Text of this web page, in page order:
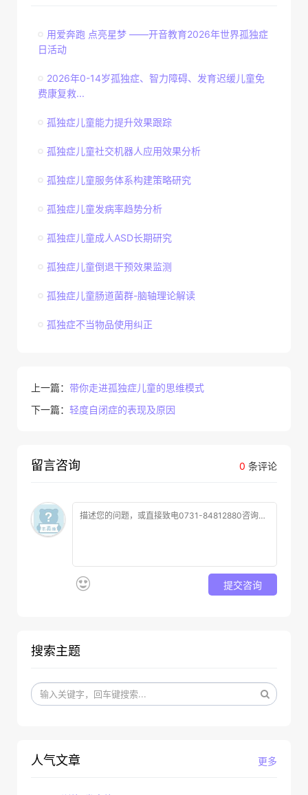
用爱奔跑 点亮星梦 ——开音教育2026年世界孤独症
日活动
2026年0-14岁孤独症、智力障碍、发育迟缓儿童免
费康复救...
孤独症儿童能力提升效果跟踪
孤独症儿童社交机器人应用效果分析
孤独症儿童服务体系构建策略研究
孤独症儿童发病率趋势分析
孤独症儿童成人ASD长期研究
孤独症儿童倒退干预效果监测
孤独症儿童肠道菌群-脑轴理论解读
孤独症不当物品使用纠正
上一篇： 带你走进孤独症儿童的思维模式
下一篇： 轻度自闭症的表现及原因
0 条评论
留言咨询
提交咨询
搜索主题
更多
人气文章